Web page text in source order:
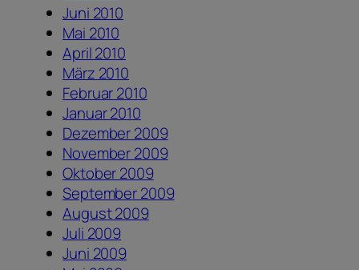
Juni 2010
Mai 2010
April 2010
März 2010
Februar 2010
Januar 2010
Dezember 2009
November 2009
Oktober 2009
September 2009
August 2009
Juli 2009
Juni 2009